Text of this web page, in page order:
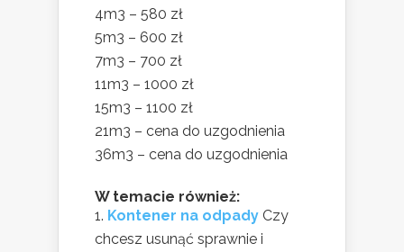
4m3 – 580 zł
5m3 – 600 zł
7m3 – 700 zł
11m3 – 1000 zł
15m3 – 1100 zł
21m3 – cena do uzgodnienia
36m3 – cena do uzgodnienia
W temacie również:
Kontener na odpady Czy
chcesz usunąć sprawnie i